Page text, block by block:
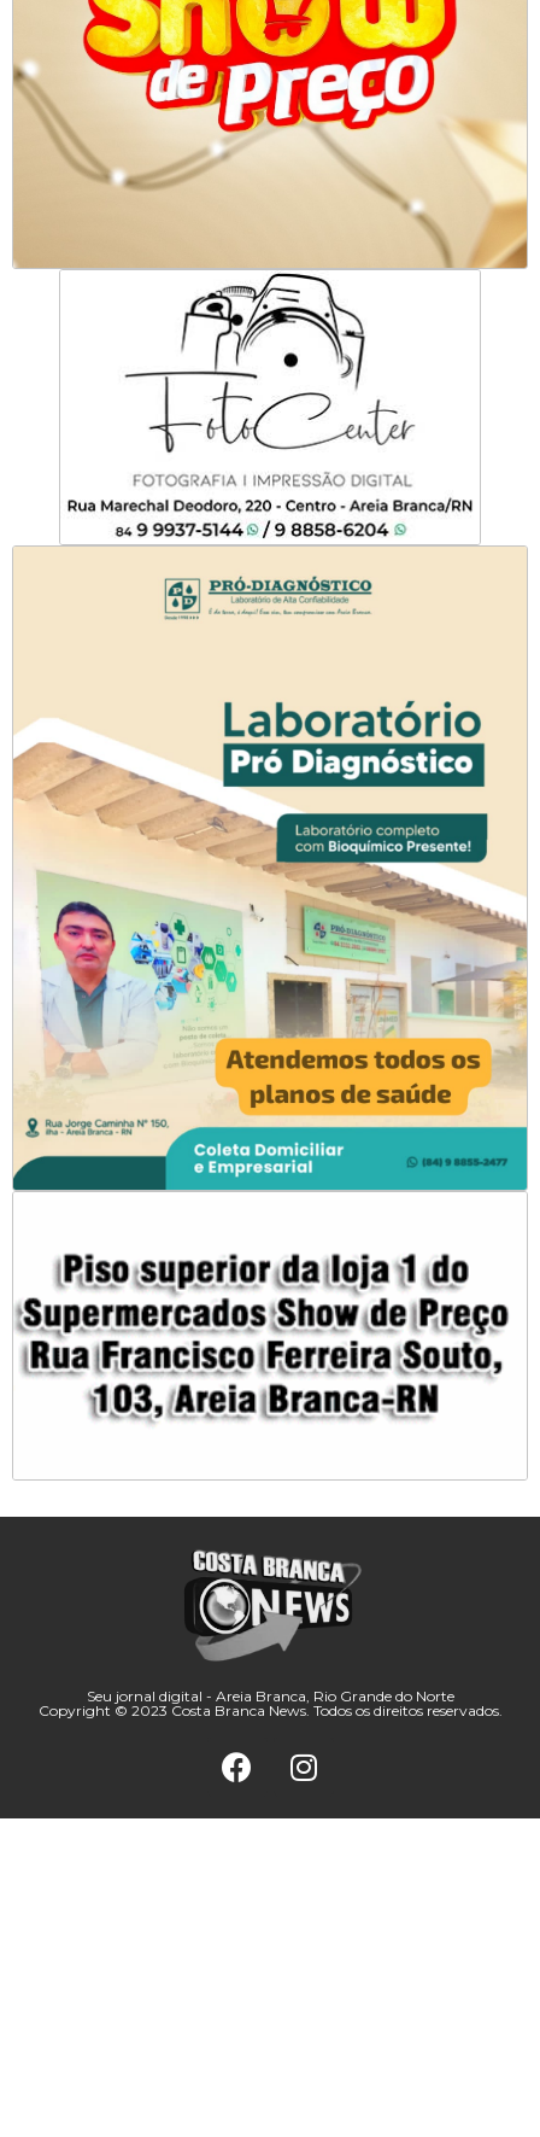
Seu jornal digital - Areia Branca, Rio Grande do Norte
Copyright © 2023 Costa Branca News. Todos os direitos reservados.